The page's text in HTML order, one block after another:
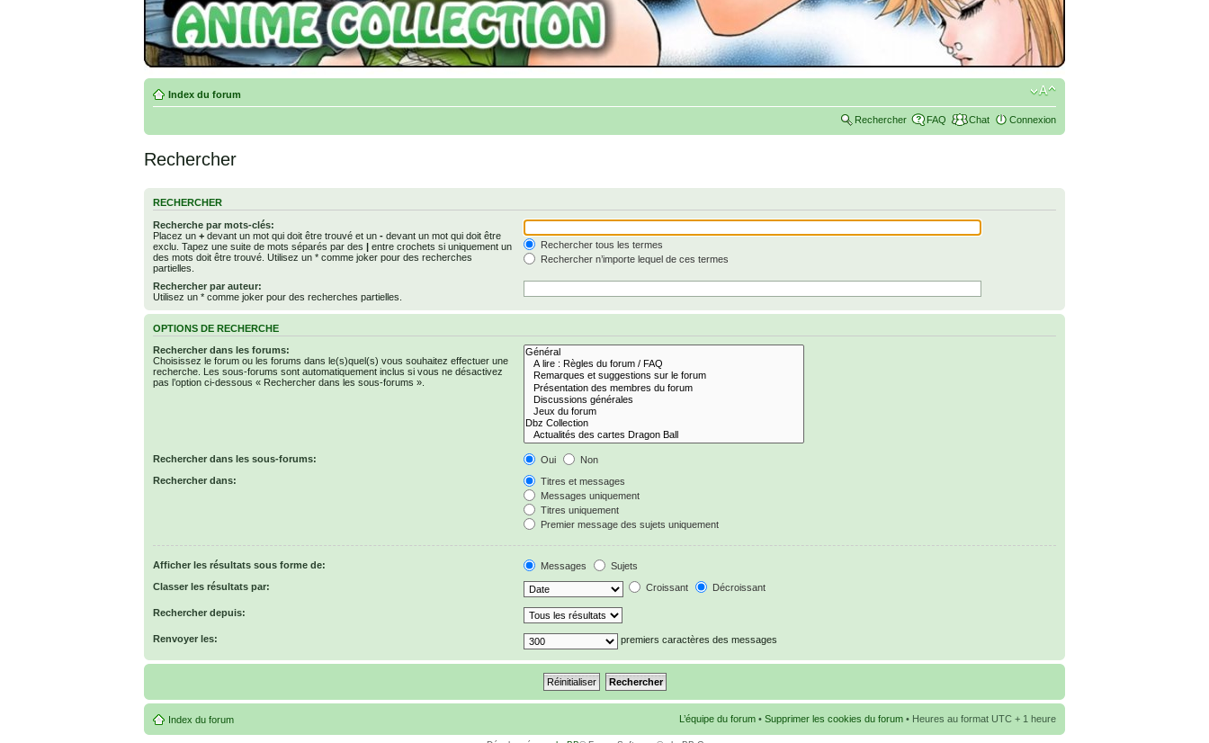
Index du forum
Rechercher FAQ Chat Connexion
Rechercher
RECHERCHER
Recherche par mots-clés:
Placez un + devant un mot qui doit être trouvé et un - devant un mot qui doit être
exclu. Tapez une suite de mots séparés par des | entre crochets si uniquement un
des mots doit être trouvé. Utilisez un * comme joker pour des recherches
partielles.
Rechercher tous les termes
Rechercher n’importe lequel de ces termes
Rechercher par auteur:
Utilisez un * comme joker pour des recherches partielles.
OPTIONS DE RECHERCHE
Rechercher dans les forums:
Choisissez le forum ou les forums dans le(s)quel(s) vous souhaitez effectuer une
recherche. Les sous-forums sont automatiquement inclus si vous ne désactivez
pas l’option ci-dessous « Rechercher dans les sous-forums ».
Rechercher dans les sous-forums: Oui
Non
Rechercher dans:
Titres et messages
Messages uniquement
Titres uniquement
Premier message des sujets uniquement
Afficher les résultats sous forme de: Messages
Sujets
Classer les résultats par:
Croissant Décroissant
Rechercher depuis:
Renvoyer les: premiers caractères des messages
Index du forum L’équipe du forum • Supprimer les cookies du forum • Heures au format UTC + 1 heure